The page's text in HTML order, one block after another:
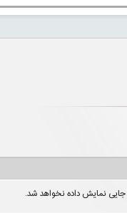
نمایش داده نخواهد شد.